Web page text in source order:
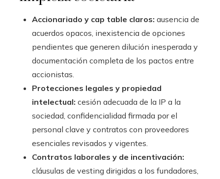
Accionariado y cap table claros: ausencia de
acuerdos opacos, inexistencia de opciones
pendientes que generen dilución inesperada y
documentación completa de los pactos entre
accionistas.
Protecciones legales y propiedad
intelectual: cesión adecuada de la IP a la
sociedad, confidencialidad firmada por el
personal clave y contratos con proveedores
esenciales revisados y vigentes.
Contratos laborales y de incentivación:
cláusulas de vesting dirigidas a los fundadores,